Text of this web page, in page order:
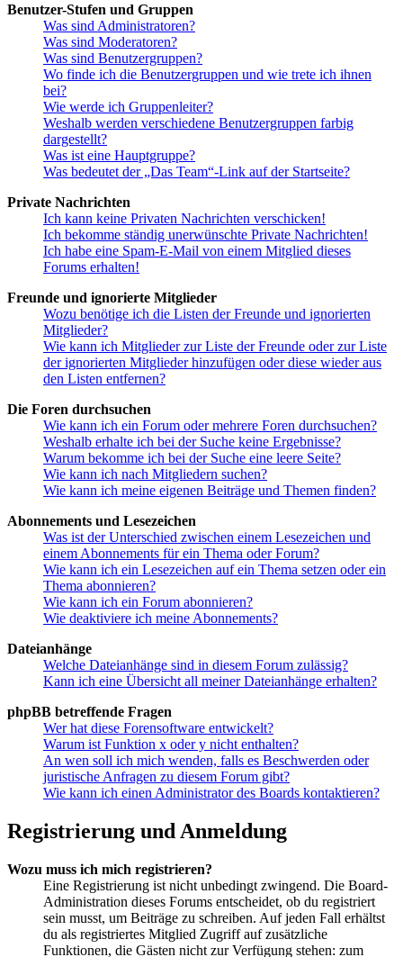
Benutzer-Stufen und Gruppen
Was sind Administratoren?
Was sind Moderatoren?
Was sind Benutzergruppen?
Wo finde ich die Benutzergruppen und wie trete ich ihnen
bei?
Wie werde ich Gruppenleiter?
Weshalb werden verschiedene Benutzergruppen farbig
dargestellt?
Was ist eine Hauptgruppe?
Was bedeutet der „Das Team“-Link auf der Startseite?
Private Nachrichten
Ich kann keine Privaten Nachrichten verschicken!
Ich bekomme ständig unerwünschte Private Nachrichten!
Ich habe eine Spam-E-Mail von einem Mitglied dieses
Forums erhalten!
Freunde und ignorierte Mitglieder
Wozu benötige ich die Listen der Freunde und ignorierten
Mitglieder?
Wie kann ich Mitglieder zur Liste der Freunde oder zur Liste
der ignorierten Mitglieder hinzufügen oder diese wieder aus
den Listen entfernen?
Die Foren durchsuchen
Wie kann ich ein Forum oder mehrere Foren durchsuchen?
Weshalb erhalte ich bei der Suche keine Ergebnisse?
Warum bekomme ich bei der Suche eine leere Seite?
Wie kann ich nach Mitgliedern suchen?
Wie kann ich meine eigenen Beiträge und Themen finden?
Abonnements und Lesezeichen
Was ist der Unterschied zwischen einem Lesezeichen und
einem Abonnements für ein Thema oder Forum?
Wie kann ich ein Lesezeichen auf ein Thema setzen oder ein
Thema abonnieren?
Wie kann ich ein Forum abonnieren?
Wie deaktiviere ich meine Abonnements?
Dateianhänge
Welche Dateianhänge sind in diesem Forum zulässig?
Kann ich eine Übersicht all meiner Dateianhänge erhalten?
phpBB betreffende Fragen
Wer hat diese Forensoftware entwickelt?
Warum ist Funktion x oder y nicht enthalten?
An wen soll ich mich wenden, falls es Beschwerden oder
juristische Anfragen zu diesem Forum gibt?
Wie kann ich einen Administrator des Boards kontaktieren?
Registrierung und Anmeldung
Wozu muss ich mich registrieren?
Eine Registrierung ist nicht unbedingt zwingend. Die Board-
Administration dieses Forums entscheidet, ob du registriert
sein musst, um Beiträge zu schreiben. Auf jeden Fall erhältst
du als registriertes Mitglied Zugriff auf zusätzliche
Funktionen, die Gästen nicht zur Verfügung stehen: zum